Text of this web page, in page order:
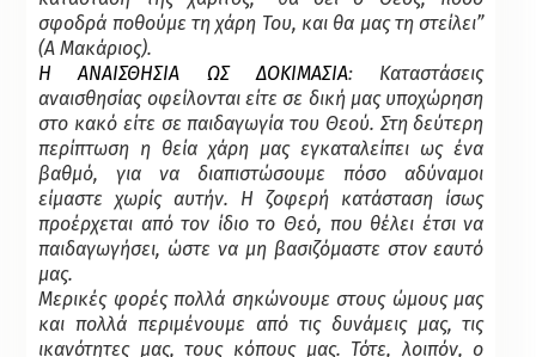
σφοδρά ποθούμε τη χάρη Του, και θα μας τη στείλει”
(Α Μακάριος).
Η ΑΝΑΙΣΘΗΣΙΑ ΩΣ ΔΟΚΙΜΑΣΙΑ: Καταστάσεις
αναισθησίας οφείλονται είτε σε δική μας υποχώρηση
στο κακό είτε σε παιδαγωγία του Θεού. Στη δεύτερη
περίπτωση η θεία χάρη μας εγκαταλείπει ως ένα
βαθμό, για να διαπιστώσουμε πόσο αδύναμοι
είμαστε χωρίς αυτήν. Η ζοφερή κατάσταση ίσως
προέρχεται από τον ίδιο το Θεό, που θέλει έτσι να
παιδαγωγήσει, ώστε να μη βασιζόμαστε στον εαυτό
μας.
Μερικές φορές πολλά σηκώνουμε στους ώμους μας
και πολλά περιμένουμε από τις δυνάμεις μας, τις
ικανότητες μας, τους κόπους μας. Τότε, λοιπόν, ο